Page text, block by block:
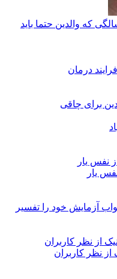
های بعد از واکسن ۱۵ سالگی که والدین حتما باید
درمان
برای چاقی
یار
آزمایش خود را تفسیر
از نظر کاربران